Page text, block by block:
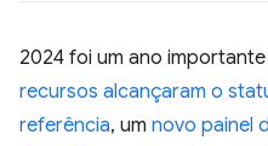
2024 foi um ano
recursos alcançaram o
referência, um novo painel